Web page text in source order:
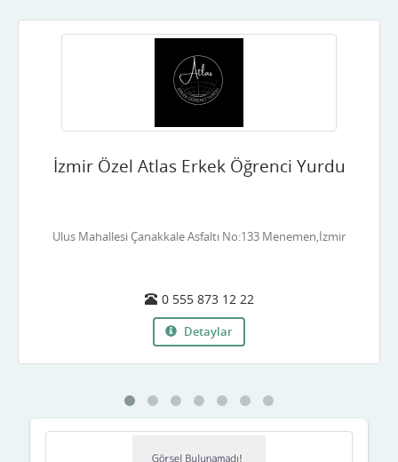
Çorum
Denizli
Düzce
Eskişehir
İzmir Özel Atlas Erkek Öğrenci Yurdu
Ulus Mahallesi Çanakkale Asfaltı No:133 Menemen,İzmir
0 555 873 12 22
Detaylar